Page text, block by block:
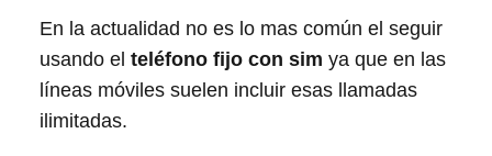
En la actualidad no es lo mas común el seguir
usando el teléfono fijo con sim ya que en las
líneas móviles suelen incluir esas llamadas
ilimitadas.